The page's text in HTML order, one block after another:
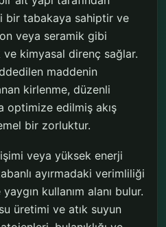
bir tabakaya sahiptir ve
veya seramik gibi
ve kimyasal direnç sağlar.
maddenin
kirlenme, düzenli
optimize edilmiş akış
bir zorluktur.
veya yüksek enerji
ayırmadaki verimliliği
kullanım alanı bulur.
üretimi ve atık suyun